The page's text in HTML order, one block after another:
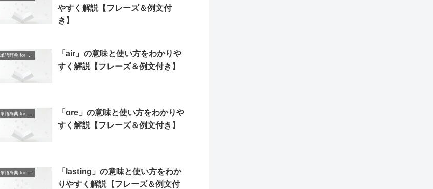
やすく解説【フレーズ＆例文付
き】
「air」の意味と使い方をわかりや
すく解説【フレーズ＆例文付き】
英単語辞典 for Beginners
「ore」の意味と使い方をわかりや
すく解説【フレーズ＆例文付き】
英単語辞典 for Beginners
「lasting」の意味と使い方をわか
りやすく解説【フレーズ＆例文付